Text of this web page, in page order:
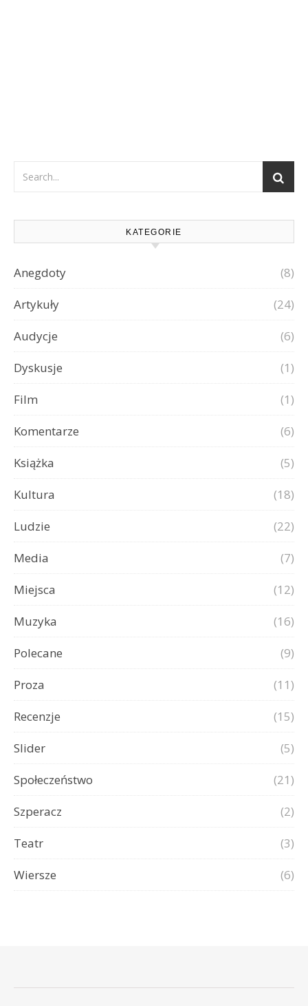
KATEGORIE
Anegdoty
(8)
Artykuły
(24)
Audycje
(6)
Dyskusje
(1)
Film
(1)
Komentarze
(6)
Książka
(5)
Kultura
(18)
Ludzie
(22)
Media
(7)
Miejsca
(12)
Muzyka
(16)
Polecane
(9)
Proza
(11)
Recenzje
(15)
Slider
(5)
Społeczeństwo
(21)
Szperacz
(2)
Teatr
(3)
Wiersze
(6)